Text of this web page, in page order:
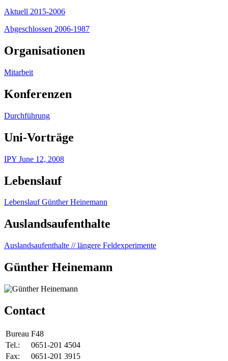
Aktuell 2015-2006
Abgeschlossen 2006-1987
Organisationen
Mitarbeit
Konferenzen
Durchführung
Uni-Vorträge
IPY June 12, 2008
Lebenslauf
Lebenslauf Günther Heinemann
Auslandsaufenthalte
Auslandsaufenthalte // längere Feldexperimente
Günther Heinemann
Contact
Bureau F48
Tel.:
0651-201 4504
Fax:
0651-201 3915